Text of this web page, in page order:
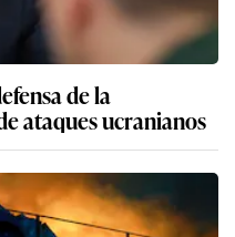
de la
ataques ucranianos